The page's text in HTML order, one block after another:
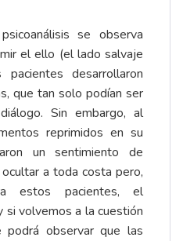
se observa
el ello (el lado salvaje
desarrollaron
que tan solo podían ser
Sin embargo, al
reprimidos en su
un sentimiento de
a toda costa pero,
estos pacientes, el
si volvemos a la cuestión
podrá observar que las